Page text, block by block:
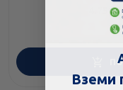
€ /
Вземи